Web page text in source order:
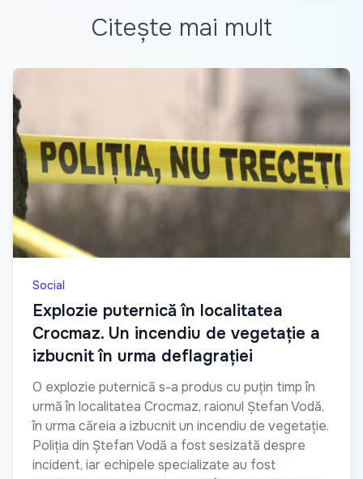
Citește mai mult
Social
Explozie puternică în localitatea
Crocmaz. Un incendiu de vegetație a
izbucnit în urma deflagrației
O explozie puternică s-a produs cu puțin timp în
urmă în localitatea Crocmaz, raionul Ștefan Vodă,
în urma căreia a izbucnit un incendiu de vegetație.
Poliția din Ștefan Vodă a fost sesizată despre
incident, iar echipele specializate au fost